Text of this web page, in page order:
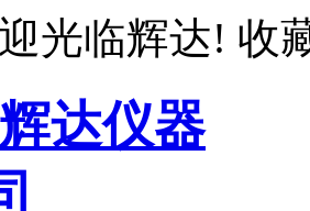
光临辉达! 收